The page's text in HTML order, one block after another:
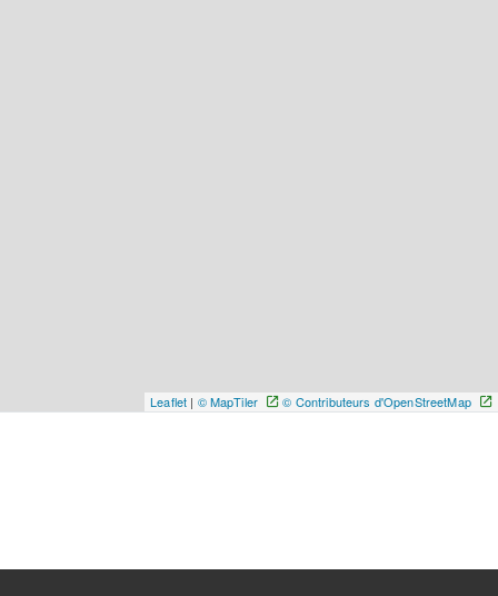
Leaflet | © MapTiler © Contributeurs d'OpenStreetMap